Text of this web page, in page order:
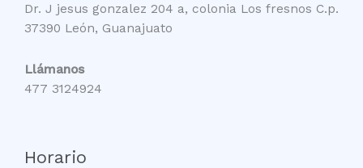
Dr. J jesus gonzalez 204 a, colonia Los fresnos C.p.
37390 León, Guanajuato
Llámanos
477 3124924
Horario